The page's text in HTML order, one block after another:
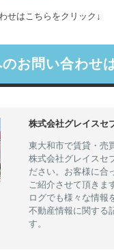
せはこちらをクリック↓
お問い合わせ
株式会社グレイスセ
東大和市で賃貸・売
株式会社グレイスセ
ださい。お客様に合
ご紹介させて頂きま
ログでも様々な情報
不動産情報に関する
す。